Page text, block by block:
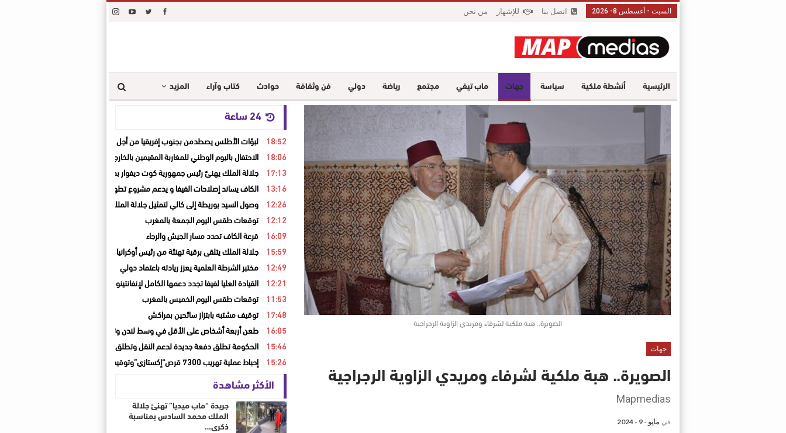
السبت - أغسطس 8- 2026 اتصل بنا للإشهار من نحن
الرئيسية أنشطة ملكية سياسة جهات ماب تيفي مجتمع رياضة دولي فن وثقافة حوادث كتاب وآراء المزيد
الصويرة.. هبة ملكية لشرفاء ومريدي الزاوية الرجراجية
جهات
الصويرة.. هبة ملكية لشرفاء ومريدي الزاوية الرجراجية
Mapmedias
في مايو - 9 - 2024
18:52 لبؤات الأطلس يصطدمن بجنوب إفريقيا من أجل المونديال والثأر القاري
18:06 الاحتفال باليوم الوطني للمغاربة المقيمين بالخارج
17:13 جلالة الملك يهنئ رئيس جمهورية كوت ديفوار بمناسبة العيد الوطني لبلاده
13:16 الكاف يساند إصلاحات الفيفا و يدعم مشروع تطوير الكرة الإفريقية
12:26 وصول السيد بوريطة إلى كالي لتمثيل جلالة الملك في حفل تنصيب الرئيس الكولومبي
12:12 توقعات طقس اليوم الجمعة بالمغرب
16:09 قرعة الكاف تحدد مسار الجيش والرجاء
15:59 جلالة الملك يتلقى برقية تهنئة من رئيس أوكرانيا
12:49 مختبر الشرطة العلمية يعزز ريادته باعتماد دولي
12:21 القيادة العليا لفيفا تجدد دعمها الكامل لإنفانتينو بعد اجتماع الرباط
11:53 توقعات طقس اليوم الخميس بالمغرب
17:48 توقيف مشتبه بابتزاز سائحين بمراكش
16:05 طعن أربعة أشخاص على الأقل في وسط لندن وتوقيف مشتبه بها
15:46 الحكومة تطلق دفعة جديدة لدعم النقل وتطلق حصة جديدة للنصف الثاني من يوليوز
15:26 إحباط عملية تهريب 7300 قرص“إكستازي”وتوقيف شخصين بأكادير وأيت ملول
الأكثر مشاهدة
جريدة “ماب ميديا” تهنئ جلالة
الملك محمد السادس بمناسبة
ذكرى…